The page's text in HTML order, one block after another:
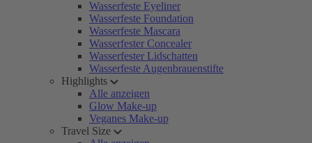
Wasserfeste Eyeliner
Wasserfeste Foundation
Wasserfeste Mascara
Wasserfester Concealer
Wasserfester Lidschatten
Wasserfeste Augenbrauenstifte
Highlights
Alle anzeigen
Glow Make-up
Veganes Make-up
Travel Size